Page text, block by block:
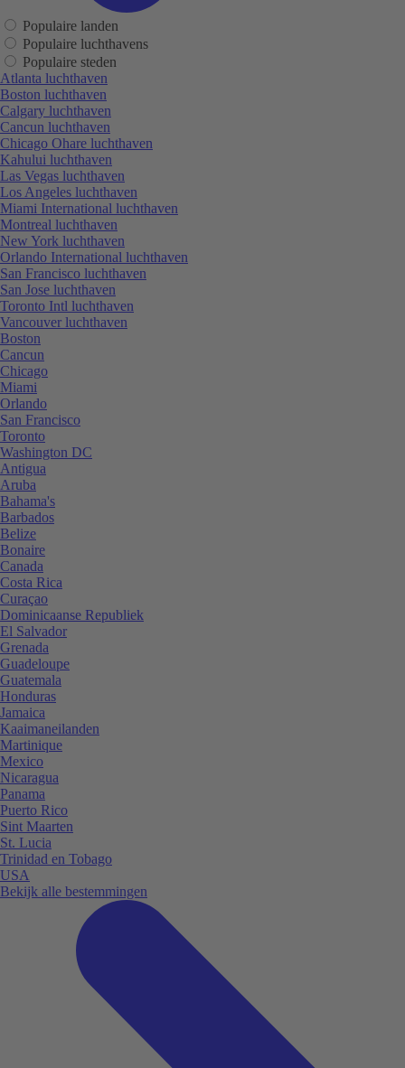
Populaire landen
Populaire luchthavens
Populaire steden
Atlanta luchthaven
Boston luchthaven
Calgary luchthaven
Cancun luchthaven
Chicago Ohare luchthaven
Kahului luchthaven
Las Vegas luchthaven
Los Angeles luchthaven
Miami International luchthaven
Montreal luchthaven
New York luchthaven
Orlando International luchthaven
San Francisco luchthaven
San Jose luchthaven
Toronto Intl luchthaven
Vancouver luchthaven
Boston
Cancun
Chicago
Miami
Orlando
San Francisco
Toronto
Washington DC
Antigua
Aruba
Bahama's
Barbados
Belize
Bonaire
Canada
Costa Rica
Curaçao
Dominicaanse Republiek
El Salvador
Grenada
Guadeloupe
Guatemala
Honduras
Jamaica
Kaaimaneilanden
Martinique
Mexico
Nicaragua
Panama
Puerto Rico
Sint Maarten
St. Lucia
Trinidad en Tobago
USA
Bekijk alle bestemmingen